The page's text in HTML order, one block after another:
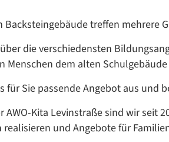
Backsteingebäude treffen mehrere
die verschiedensten
Menschen dem alten
für Sie passende Angebot aus und
AWO-Kita Levinstraße sind wir seit
realisieren und Angebote für